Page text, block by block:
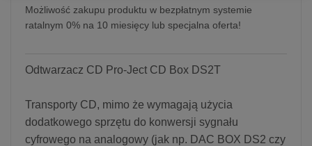
Możliwość zakupu produktu w bezpłatnym systemie
ratalnym 0% na 10 miesięcy lub specjalna oferta!
Odtwarzacz CD Pro-Ject CD Box DS2T
Transporty CD, mimo że wymagają użycia
dodatkowego sprzętu do konwersji sygnału
cyfrowego na analogowy (jak np. DAC BOX DS2 czy